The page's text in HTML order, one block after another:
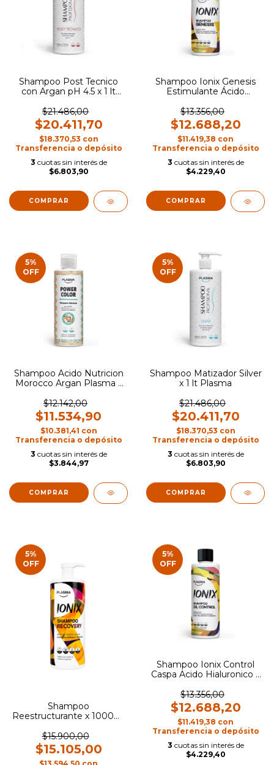
Shampoo Post Tecnico
con Argan pH 4.5 x 1 lt
$21.486,00
$20.411,70
$18.370,53 con
Transferencia o depósito
3 cuotas sin interés de
$6.803,90
Shampoo Ionix Genesis
Estimulante Ácido
Plasma
$13.356,00
$12.688,20
$11.419,38 con
Transferencia o depósito
3 cuotas sin interés de
$4.229,40
5%
OFF
Shampoo Acido Nutricion
Morocco Argan Plasma x
$12.142,00
$11.534,90
$10.381,41 con
Transferencia o depósito
3 cuotas sin interés de
$3.844,97
5%
OFF
Shampoo Matizador Silver
x 1 lt Plasma
$21.486,00
$20.411,70
$18.370,53 con
Transferencia o depósito
3 cuotas sin interés de
$6.803,90
5%
OFF
Shampoo
Reestructurante x 1000ml
$15.900,00
$15.105,00
5%
OFF
Shampoo Ionix Control
Caspa Acido Hialuronico x
$13.356,00
$12.688,20
$11.419,38 con
Transferencia o depósito
3 cuotas sin interés de
$4.229,40